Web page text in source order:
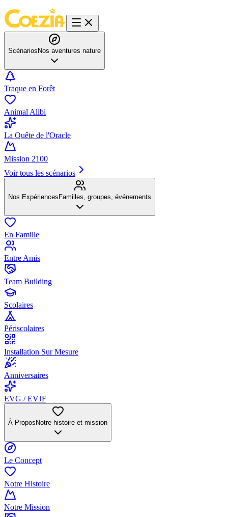
Scénarios Nos aventures nature
Traque en Forêt
Animal Alibi
La Quête de l'Oracle
Mission 2100
Voir tous les scénarios
Nos Expériences Familles, groupes, événements
En Famille
Entre Amis
Team Building
Scolaires
Périscolaires
Installation Sur Mesure
Anniversaires
EVG / EVJF
À Propos Notre histoire et mission
Le Concept
Notre Histoire
Notre Mission